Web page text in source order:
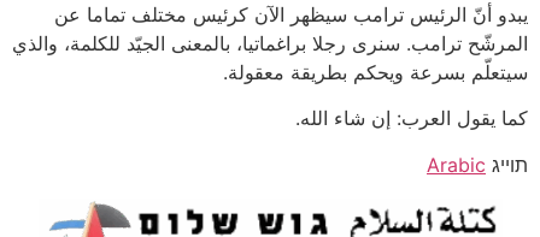
يبدو أنّ الرئيس ترامب سيظهر الآن كرئيس مختلف تماما عن
المرشّح ترامب. سنرى رجلا براغماتيا، بالمعنى الجيّد للكلمة، والذي
سيتعلّم بسرعة ويحكم بطريقة معقولة.
كما يقول العرب: إن شاء الله.
תוייג Arabic